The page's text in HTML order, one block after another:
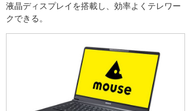
液晶ディスプレイを搭載し、効率よくテレワー
クできる。